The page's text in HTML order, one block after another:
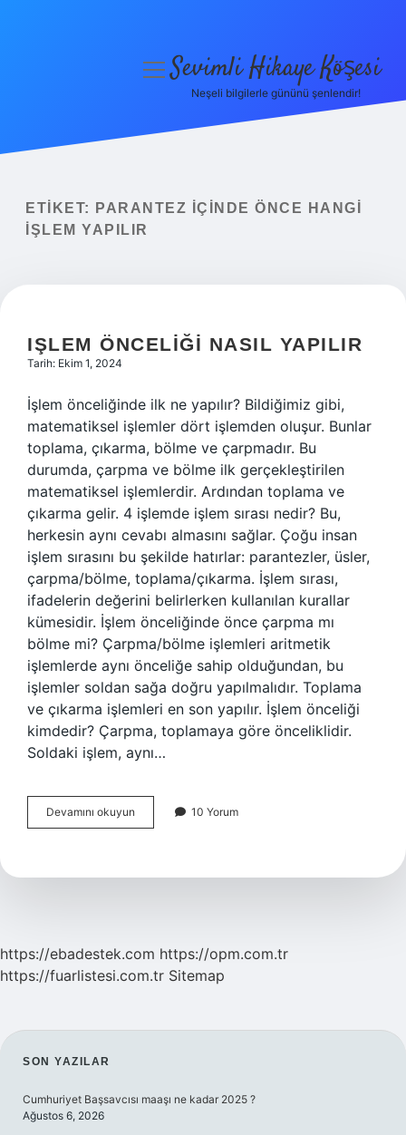
Yasal Uyarı
menüyüSevimli Hikaye Köşesi
Neşeli bilgilerle gününü şenlendir!
ETIKET:
PARANTEZ IÇINDE ÖNCE HANGI
IŞLEM YAPILIR
IŞLEM ÖNCELIĞI NASIL YAPILIR
Tarih: Ekim 1, 2024
İşlem önceliğinde ilk ne yapılır? Bildiğimiz gibi,
matematiksel işlemler dört işlemden oluşur. Bunlar
toplama, çıkarma, bölme ve çarpmadır. Bu
durumda, çarpma ve bölme ilk gerçekleştirilen
matematiksel işlemlerdir. Ardından toplama ve
çıkarma gelir. 4 işlemde işlem sırası nedir? Bu,
herkesin aynı cevabı almasını sağlar. Çoğu insan
işlem sırasını bu şekilde hatırlar: parantezler, üsler,
çarpma/bölme, toplama/çıkarma. İşlem sırası,
ifadelerin değerini belirlerken kullanılan kurallar
kümesidir. İşlem önceliğinde önce çarpma mı
bölme mi? Çarpma/bölme işlemleri aritmetik
işlemlerde aynı önceliğe sahip olduğundan, bu
işlemler soldan sağa doğru yapılmalıdır. Toplama
ve çıkarma işlemleri en son yapılır. İşlem önceliği
kimdedir? Çarpma, toplamaya göre önceliklidir.
Soldaki işlem, aynı…
Devamını okuyun
Önceliği
10 Yorum
https://ebadestek.com https://opm.com.tr
https://fuarlistesi.com.tr Sitemap
SIDEBAR
SON YAZILAR
Cumhuriyet Başsavcısı maaşı ne kadar 2025 ?
Ağustos 6, 2026